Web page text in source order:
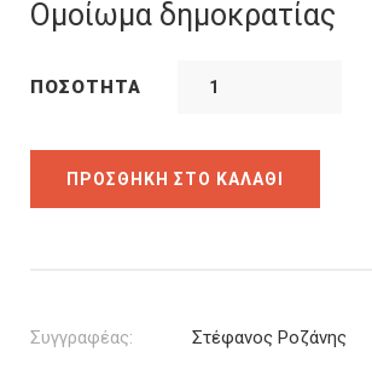
7.00€.
είναι:
Ομοίωμα δημοκρατίας
ΠΟΣΌΤΗΤΑ
ΠΡΟΣΘΉΚΗ ΣΤΟ ΚΑΛΆΘΙ
Συγγραφέας: Στέφανος Ροζάνης